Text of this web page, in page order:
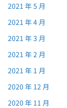
2021 年 5 月
2021 年 4 月
2021 年 3 月
2021 年 2 月
2021 年 1 月
2020 年 12 月
2020 年 11 月